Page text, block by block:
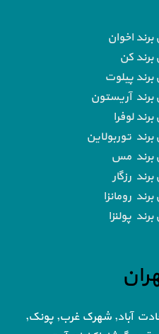
اخوان
برند کن
پیلوت
برند آریستون
لوفرا
توربولاین
برند مس
رزگار
رومانزا
پولنزا
آباد, شهرک غرب, پونک,